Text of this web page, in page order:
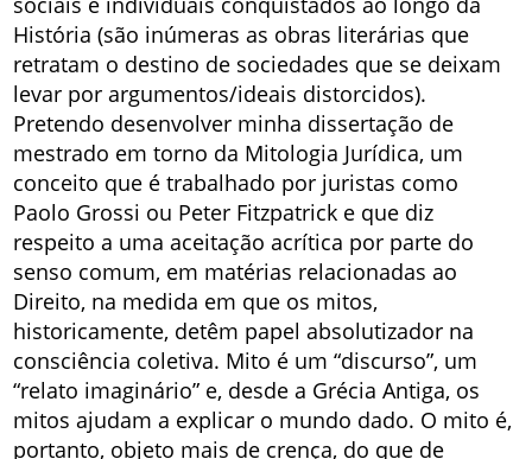
História (são inúmeras as obras literárias que
retratam o destino de sociedades que se deixam
levar por argumentos/ideais distorcidos).
Pretendo desenvolver minha dissertação de
mestrado em torno da Mitologia Jurídica, um
conceito que é trabalhado por juristas como
Paolo Grossi ou Peter Fitzpatrick e que diz
respeito a uma aceitação acrítica por parte do
senso comum, em matérias relacionadas ao
Direito, na medida em que os mitos,
historicamente, detêm papel absolutizador na
consciência coletiva. Mito é um “discurso”, um
“relato imaginário” e, desde a Grécia Antiga, os
mitos ajudam a explicar o mundo dado. O mito é,
portanto, objeto mais de crença, do que de